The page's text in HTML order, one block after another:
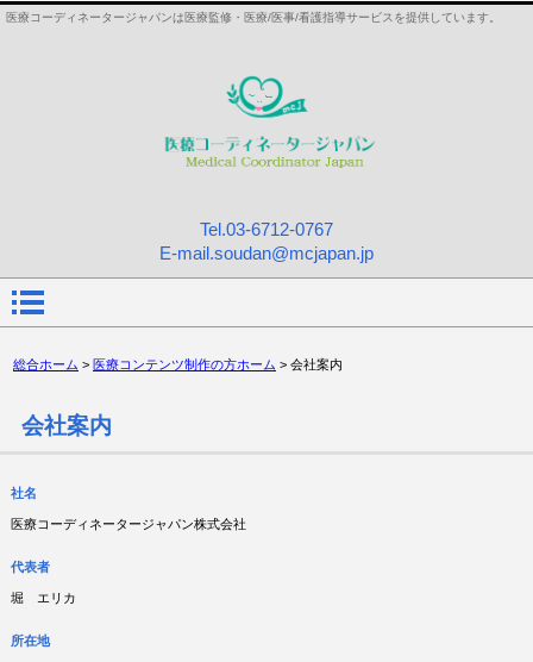
医療コーディネータージャパンは医療監修・医療/医事/看護指導サービスを提供しています。
Tel.03-6712-0767
E-mail.soudan@mcjapan.jp
総合ホーム > 医療コンテンツ制作の方ホーム > 会社案内
会社案内
社名
医療コーディネータージャパン株式会社
代表者
堀 エリカ
所在地